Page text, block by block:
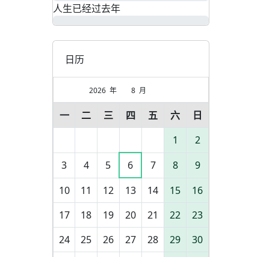
人生已经过去年
日历
2026 年 8 月
一 二 三 四 五 六
日
1
2
3
4 5 6 7 8
9
10
11 12 13 14 15
16
17
18 19 20 21 22
23
24
25 26 27 28 29
30